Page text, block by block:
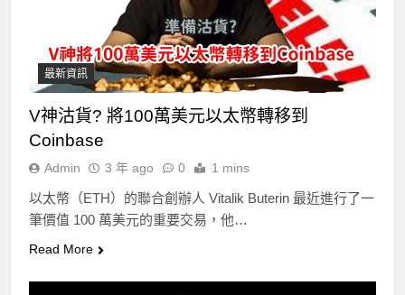
最新資訊
V神沽貨? 將100萬美元以太幣轉移到
Coinbase
Admin 3 年 ago 0 1 mins
以太幣（ETH）的聯合創辦人 Vitalik Buterin 最近進行了一
筆價值 100 萬美元的重要交易，他…
Read More